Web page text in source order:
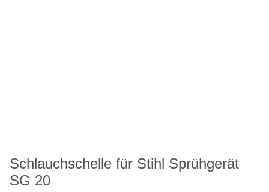
Schlauchschelle für Stihl Sprühgerät
SG 20